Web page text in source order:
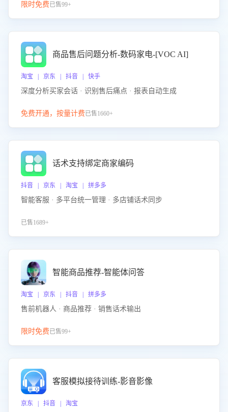
限时免费已售99+
商品售后问题分析-数码家电-[VOC AI]
淘宝 | 京东 | 抖音 | 快手
深度分析买家会话 · 识别售后痛点 · 报表自动生成
免费开通，按量计费已售1660+
话术支持绑定商家编码
抖音 | 京东 | 淘宝 | 拼多多
智能客服 · 多平台统一管理 · 多店铺话术同步
已售1689+
智能商品推荐-智能体问答
淘宝 | 京东 | 抖音 | 拼多多
售前机器人 · 商品推荐 · 销售话术输出
限时免费已售99+
客服模拟接待训练-影音影像
京东 | 抖音 | 淘宝